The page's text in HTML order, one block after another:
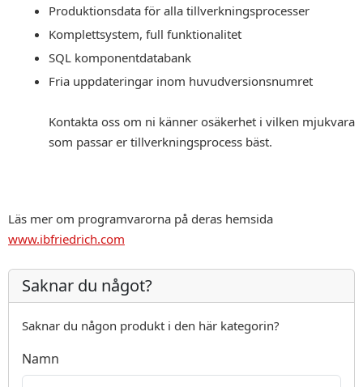
Produktionsdata för alla tillverkningsprocesser
Komplettsystem, full funktionalitet
SQL komponentdatabank
Fria uppdateringar inom huvudversionsnumret
Kontakta oss om ni känner osäkerhet i vilken mjukvara
som passar er tillverkningsprocess bäst.
Läs mer om programvarorna på deras hemsida
www.ibfriedrich.com
Saknar du något?
Saknar du någon produkt i den här kategorin?
Namn